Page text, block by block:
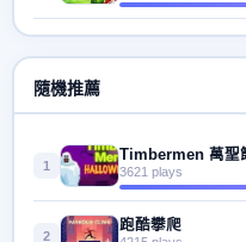
隨機推薦
1
Timbermen 萬聖
3621 plays
2
跑酷攀爬